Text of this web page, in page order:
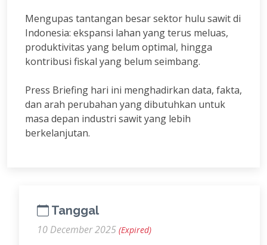
Mengupas tantangan besar sektor hulu sawit di
Indonesia: ekspansi lahan yang terus meluas,
produktivitas yang belum optimal, hingga
kontribusi fiskal yang belum seimbang.
Press Briefing hari ini menghadirkan data, fakta,
dan arah perubahan yang dibutuhkan untuk
masa depan industri sawit yang lebih
berkelanjutan.
Tanggal
10 December 2025 (Expired)